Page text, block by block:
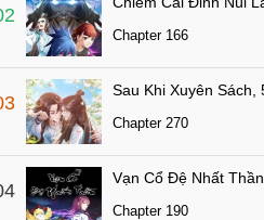
Chapter 166
Chapter 270
Vạn Cổ Đệ Nhất Thần
Chapter 190